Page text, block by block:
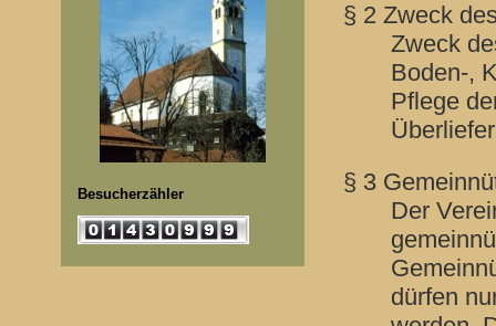
Besucherzähler
§ 2 Zweck
Zweck
Boden-,
Pflege
§ 3
Der
dürfen